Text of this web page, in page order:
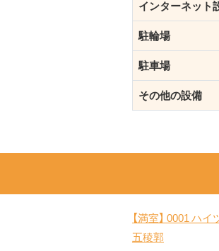
インターネット
駐輪場
駐車場
その他の設備
【満室】 0001 ハイ
五稜郭